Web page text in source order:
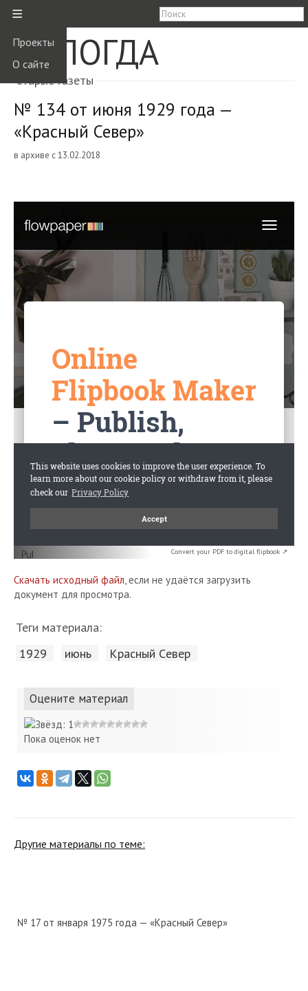
≡
Проекты
О сайте
ВОЛОГДА
старые газеты
№ 134 от июня 1929 года —
«Красный Север»
в архиве с 13.02.2018
Convert your PDF to digital flipbook ↗
Скачать исходный файл, если не удаётся загрузить
документ для просмотра.
Теги материала:
1929 июнь Красный Cевер
Оцените материал
Пока оценок нет
Другие материалы по теме:
№ 17 от января 1975 года — «Красный Север»